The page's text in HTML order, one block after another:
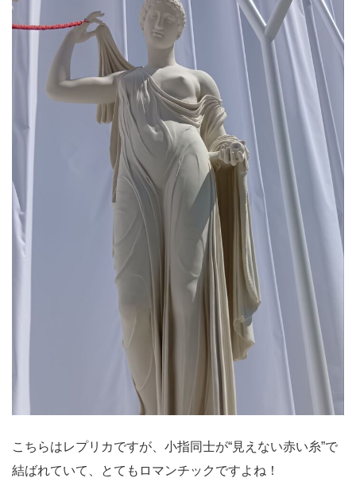
こちらはレプリカですが、小指同士が“見えない赤い糸”で
結ばれていて、とてもロマンチックですよね！